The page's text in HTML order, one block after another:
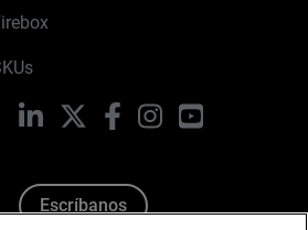
LinkedIn FacebookInstagramYouTube
Escríbanos